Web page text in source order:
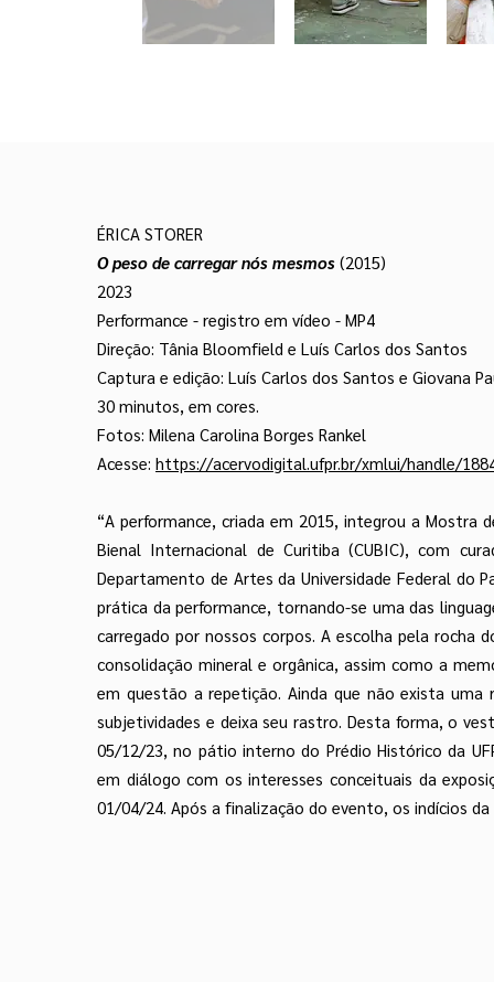
ÉRICA STORER
O peso de carregar nós mesmos (2015)
2023
Performance - registro em vídeo - MP4
Direção: Tânia Bloomfield e Luís Carlos dos Santos
Captura e edição: Luís Carlos dos Santos e Giovana
30 minutos, em cores.
Fotos: Milena Carolina Borges Rankel
Acesse: https://acervodigital.ufpr.br/xmlui/handle/
“A performance, criada em 2015, integrou a Mostra
Bienal Internacional de Curitiba (CUBIC), com
Departamento de Artes da Universidade Federal do
prática da performance, tornando-se uma das
carregado por nossos corpos. A escolha pela rocha
consolidação mineral e orgânica, assim como a
em questão a repetição. Ainda que não exista uma
subjetividades e deixa seu rastro. Desta forma, o
05/12/23, no pátio interno do Prédio Histórico da
em diálogo com os interesses conceituais da
01/04/24. Após a finalização do evento, os indícios